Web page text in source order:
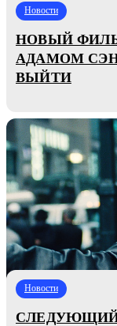
Новости
НОВЫЙ
АДАМОМ
ВЫЙТИ
Новости
СЛЕДУЮЩИЙ